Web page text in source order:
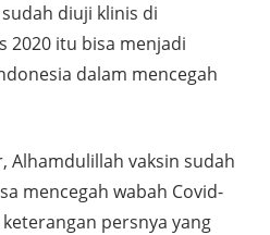
diuji klinis di
2020 itu bisa menjadi
dalam mencegah
Alhamdulillah vaksin sudah
mencegah wabah Covid-
keterangan persnya yang